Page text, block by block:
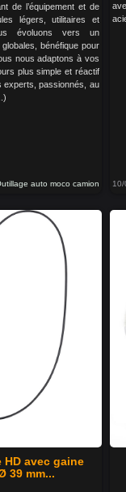
de l’équipement et de
légers, utilitaires et
évoluons vers un
bénéfique pour
nous adaptons à vos
plus simple et réactif
experts, passionnés, au
auto moco camion
avec gaine
39 mm...